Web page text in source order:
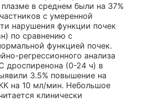
в среднем были на 37%
с умеренной
нарушения функции почек
по сравнению с
функцией почек.
регрессионного анализа
дроспиренона (0-24 ч) в
3.5% повышение на
на 10 мл/мин. Небольшое
клинически